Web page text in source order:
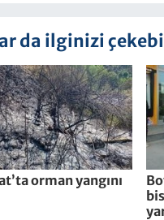
da ilginizi
orman yangını